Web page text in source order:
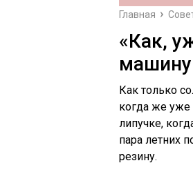
Главная
«Как,
Как только
когда же уже
липучке,
пара летних
резину.